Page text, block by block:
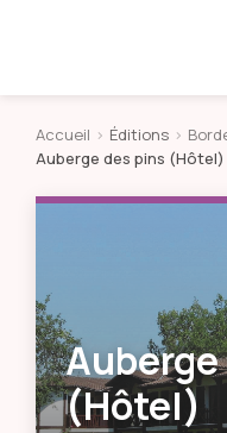
Accueil > Éditions >
Auberge des pins (Hôtel)
(Hôtel)